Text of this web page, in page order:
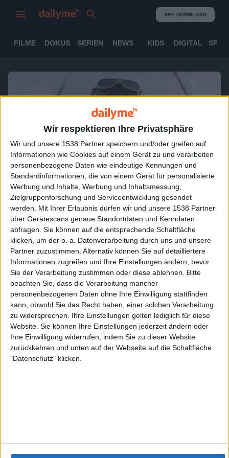
Wir respektieren Ihre Privatsphäre
Wir und unsere 1538 Partner speichern und/oder greifen auf
Informationen wie Cookies auf einem Gerät zu und verarbeiten
personenbezogene Daten wie eindeutige Kennungen und
Standardinformationen, die von einem Gerät für personalisierte
Werbung und Inhalte, Werbung und Inhaltsmessung,
Zielgruppenforschung und Serviceentwicklung gesendet
werden.
Mit Ihrer Erlaubnis dürfen wir und unsere 1538 Partner
über Gerätescans genaue Standortdaten und Kenndaten
abfragen. Sie können auf die entsprechende Schaltfläche
klicken, um der o. a. Datenverarbeitung durch uns und unsere
Partner zuzustimmen. Alternativ können Sie auf detailliertere
Informationen zugreifen und Ihre Einstellungen ändern, bevor
Sie der Verarbeitung zustimmen oder diese ablehnen.
Bitte
beachten Sie, dass die Verarbeitung mancher
personenbezogenen Daten ohne Ihre Einwilligung stattfinden
kann, obwohl Sie das Recht haben, einer solchen Verarbeitung
zu widersprechen. Ihre Einstellungen gelten lediglich für diese
Website. Sie können Ihre Einstellungen jederzeit ändern oder
Ihre Einwilligung widerrufen, indem Sie zu dieser Website
zurückkehren und unten auf der Webseite auf die Schaltfläche
"Datenschutz" klicken.
APP DOWNLOAD
FILME DOKUS SERIEN NEWS KIDS DIGITAL
ABSPIELEN 1:20:40
Battle Over Britain
Kompletter Film
Inhalt:
Im Sommer 1940 erreicht der Zweite Weltkrieg einen
entscheidenden Wendepunkt: Über dem Süden Englands tobt die
Luftschlacht um Großbritannien. Inmitten dieser historischen
Ausnahmesituation schließt sich der junge, frisch ausgebildete
Pilot Nathan einer Spitfire-Einheit der Royal Air Force an. Kaum
angekommen, findet er sich in einem nervenaufreibenden Alltag
zwischen Alarmbereitschaft, kargen Ruhephasen und tödlichen
Luftkämpfen wieder. Während ein Angriff dem nächsten folgt,
kehren die Männer nach jedem Einsatz in ihre Baracke zurück –
und müssen feststellen, dass ihre Staffel mit jeder Mission kleiner
wird. Erschöpfung, Angst und Zweifel nagen an der Moral, doch
der unbedingte Wille, das eigene Land zu verteidigen, schweißt